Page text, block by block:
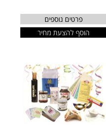
פרטים נוספים
הוסף להצעת מחיר